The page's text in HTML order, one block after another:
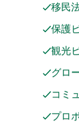
移民
保護
観光
グロ
コミ
プロ